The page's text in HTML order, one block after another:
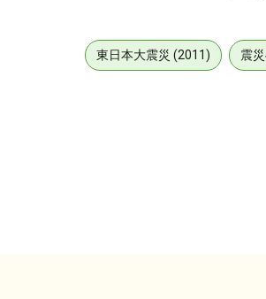
東日本大震災 (2011) 震